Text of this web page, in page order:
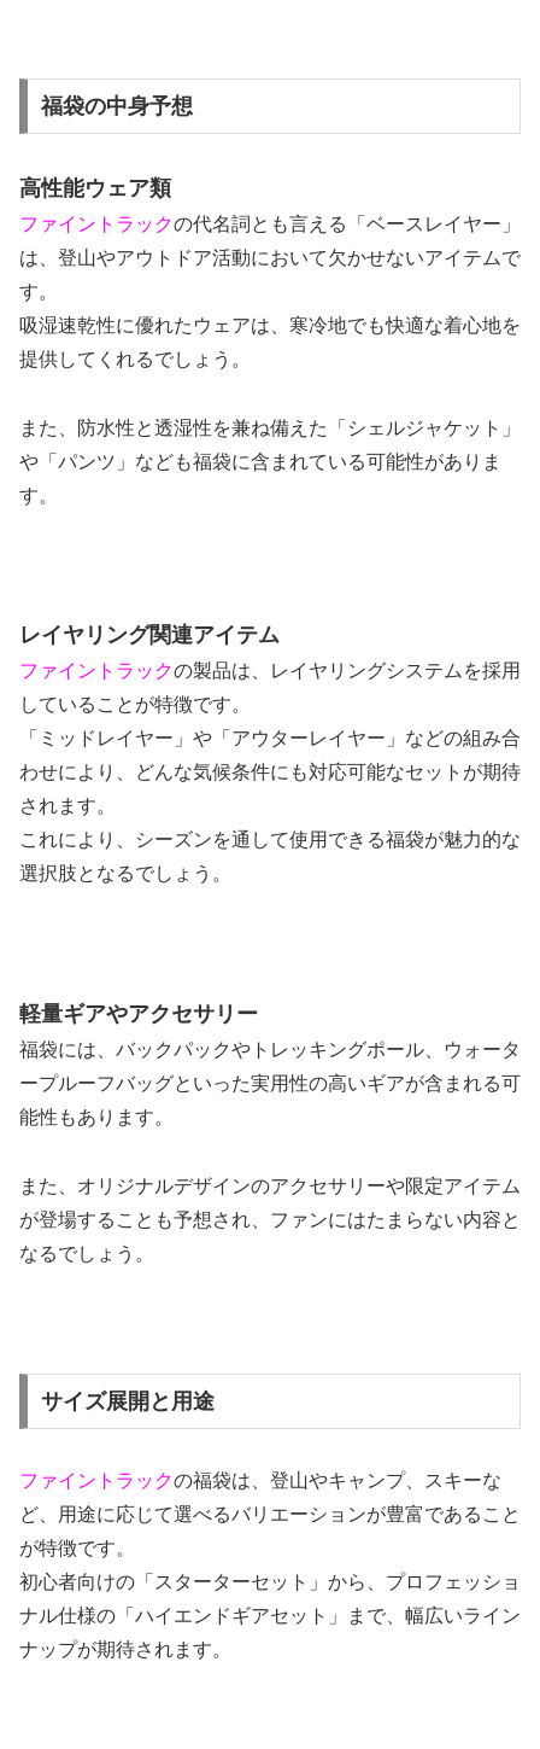
福袋の中身予想
高性能ウェア類
ファイントラックの代名詞とも言える「ベースレイヤー」
は、登山やアウトドア活動において欠かせないアイテムで
す。
吸湿速乾性に優れたウェアは、寒冷地でも快適な着心地を
提供してくれるでしょう。
また、防水性と透湿性を兼ね備えた「シェルジャケット」
や「パンツ」なども福袋に含まれている可能性がありま
す。
レイヤリング関連アイテム
ファイントラックの製品は、レイヤリングシステムを採用
していることが特徴です。
「ミッドレイヤー」や「アウターレイヤー」などの組み合
わせにより、どんな気候条件にも対応可能なセットが期待
されます。
これにより、シーズンを通して使用できる福袋が魅力的な
選択肢となるでしょう。
軽量ギアやアクセサリー
福袋には、バックパックやトレッキングポール、ウォータ
ープルーフバッグといった実用性の高いギアが含まれる可
能性もあります。
また、オリジナルデザインのアクセサリーや限定アイテム
が登場することも予想され、ファンにはたまらない内容と
なるでしょう。
サイズ展開と用途
ファイントラックの福袋は、登山やキャンプ、スキーな
ど、用途に応じて選べるバリエーションが豊富であること
が特徴です。
初心者向けの「スターターセット」から、プロフェッショ
ナル仕様の「ハイエンドギアセット」まで、幅広いライン
ナップが期待されます。